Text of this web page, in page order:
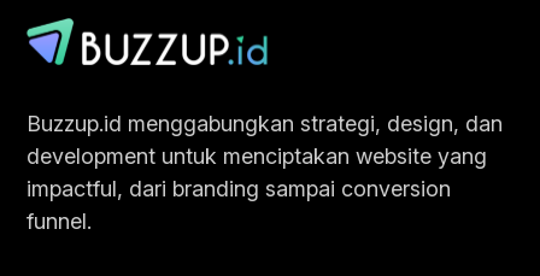
Buzzup.id menggabungkan strategi, design, dan
development untuk menciptakan website yang
impactful, dari branding sampai conversion
funnel.